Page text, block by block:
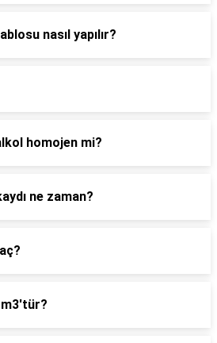
nasıl yapılır?
homojen mi?
ne zaman?